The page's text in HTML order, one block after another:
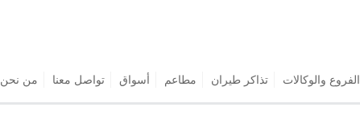
الفروع والوكالات تذاكر طيران مطاعم أسواق تواصل معنا من نحن